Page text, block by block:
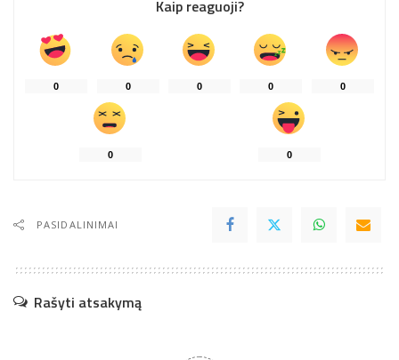
Kaip reaguoji?
0 0 0 0 0
0 0
PASIDALINIMAI
Rašyti atsakymą